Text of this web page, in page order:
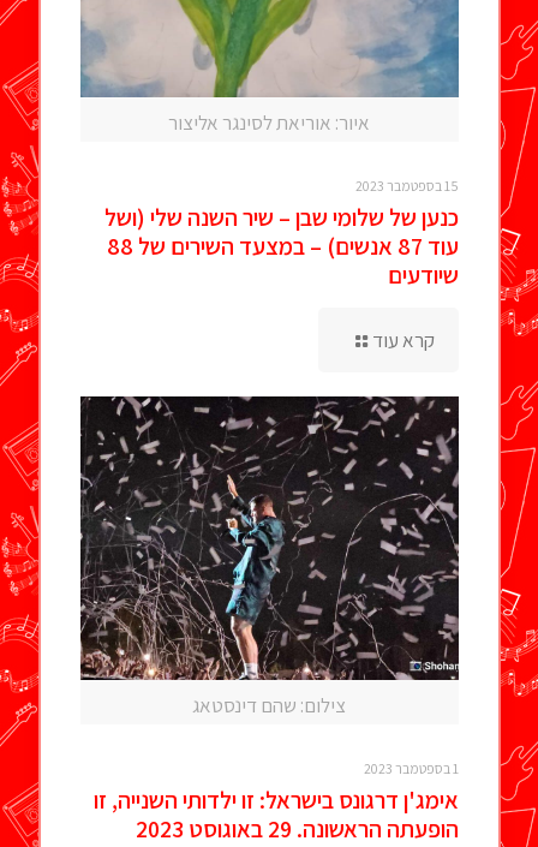
איור: אוריאת לסינגר אליצור
15 בספטמבר 2023
כנען של שלומי שבן – שיר השנה שלי (ושל
עוד 87 אנשים) – במצעד השירים של 88
שיודעים
קרא עוד
צילום: שהם דינסטאג
1 בספטמבר 2023
אימג'ן דרגונס בישראל: זו ילדותי השנייה, זו
הופעתה הראשונה. 29 באוגוסט 2023